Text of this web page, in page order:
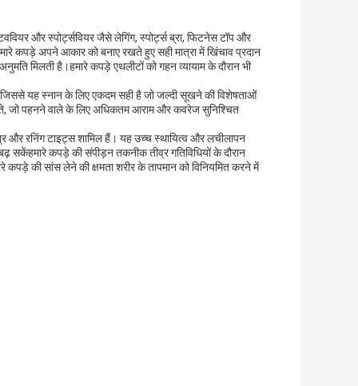
और स्पोर्ट्सवियर जैसे लेगिंग, स्पोर्ट्स ब्रा, फिटनेस टॉप और
कपड़े अपने आकार को बनाए रखते हुए सही मात्रा में खिंचाव प्रदान
मिलती है।हमारे कपड़े एथलीटों को गहन व्यायाम के दौरान भी
यह स्नान के लिए एकदम सही है जो जल्दी सूखने की विशेषताओं
जो पहनने वाले के लिए अधिकतम आराम और कवरेज सुनिश्चित
और रनिंग टाइट्स शामिल हैं। यह उच्च स्थायित्व और लचीलापन
सकेंहमारे कपड़े की संपीड़न तकनीक तीव्र गतिविधियों के दौरान
की सांस लेने की क्षमता शरीर के तापमान को विनियमित करने में